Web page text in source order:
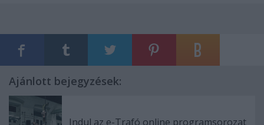
Ajánlott bejegyzések:
Indul az e-Trafó online programsorozat